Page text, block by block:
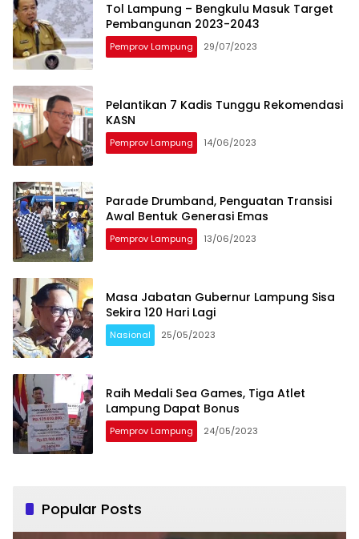
Tol Lampung – Bengkulu Masuk Target
Pembangunan 2023-2043
Pemprov Lampung 29/07/2023
Pelantikan 7 Kadis Tunggu Rekomendasi
KASN
Pemprov Lampung 14/06/2023
Parade Drumband, Penguatan Transisi
Awal Bentuk Generasi Emas
Pemprov Lampung 13/06/2023
Masa Jabatan Gubernur Lampung Sisa
Sekira 120 Hari Lagi
Nasional 25/05/2023
Raih Medali Sea Games, Tiga Atlet
Lampung Dapat Bonus
Pemprov Lampung 24/05/2023
Popular Posts